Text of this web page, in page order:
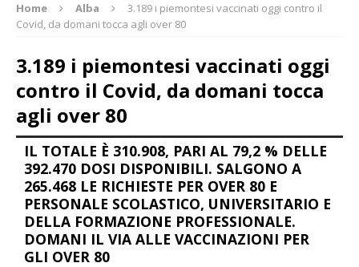
Home Alba
3.189 i piemontesi vaccinati oggi contro il
Covid, da domani tocca agli over 80
3.189 i piemontesi vaccinati oggi
contro il Covid, da domani tocca
agli over 80
IL TOTALE È 310.908, PARI AL 79,2 % DELLE
392.470 DOSI DISPONIBILI. SALGONO A
265.468 LE RICHIESTE PER OVER 80 E
PERSONALE SCOLASTICO, UNIVERSITARIO E
DELLA FORMAZIONE PROFESSIONALE.
DOMANI IL VIA ALLE VACCINAZIONI PER
GLI OVER 80